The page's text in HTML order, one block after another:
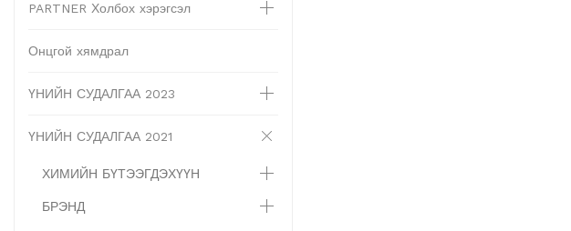
PARTNER Холбох хэрэгсэл
Онцгой хямдрал
ҮНИЙН СУДАЛГАА 2023
ҮНИЙН СУДАЛГАА 2021
ХИМИЙН БҮТЭЭГДЭХҮҮН
БРЭНД